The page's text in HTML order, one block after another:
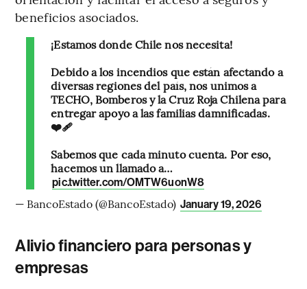
beneficios asociados.
¡Estamos donde Chile nos necesita!
Debido a los incendios que están afectando a
diversas regiones del país, nos unimos a
TECHO, Bomberos y la Cruz Roja Chilena para
entregar apoyo a las familias damnificadas.
❤️‍🩹
Sabemos que cada minuto cuenta. Por eso,
hacemos un llamado a…
pic.twitter.com/OMTW6uonW8
— BancoEstado (@BancoEstado) January 19, 2026
Alivio financiero para personas y
empresas